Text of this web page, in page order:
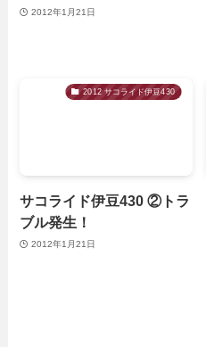
2012年1月21日
2012 サコライド伊豆430
サコライド伊豆430 ②トラ
ブル発生！
2012年1月21日